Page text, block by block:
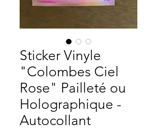
Sticker Vinyle
"Colombes Ciel
Rose" Pailleté ou
Holographique -
Autocollant